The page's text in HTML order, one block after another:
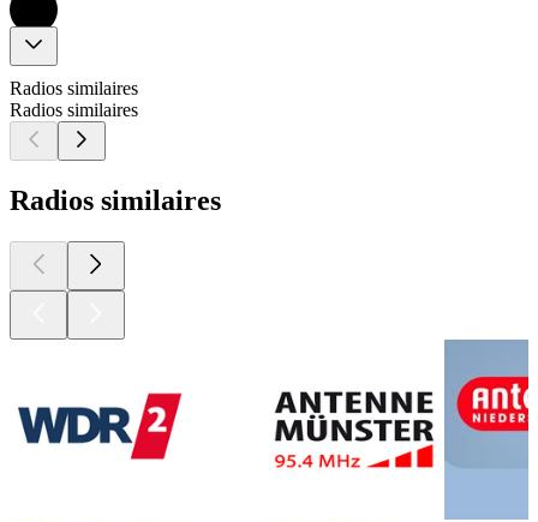
Radios similaires
Radios similaires
Radios similaires